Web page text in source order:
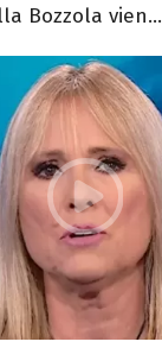
Bozzola vien...